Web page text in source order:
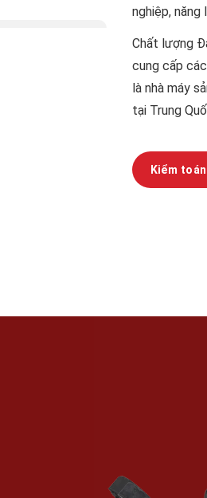
nghiệp, năng
Chất lượng
cung cấp
là nhà máy
tại Trung
Kiểm